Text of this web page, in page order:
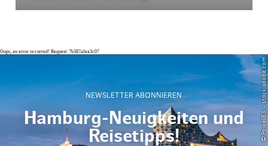
Oops, an error occurred! Request: 7b387afea3c07
NEWSLETTER ABONNIEREN
Hamburg-Neuigkeiten und
Reisetipps!
© Powell83 – stock.adobe.com